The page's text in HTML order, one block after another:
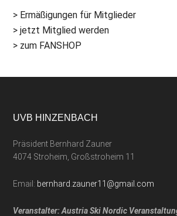
> Ermäßigungen für Mitglieder
> jetzt Mitglied werden
> zum FANSHOP
UVB HINZENBACH
Präsident Bernhard Zauner
4074 Stroheim, Großstroheim 11
Email: bernhard.zauner11@gmail.com
Veranstalter: Austria Ski Nordic